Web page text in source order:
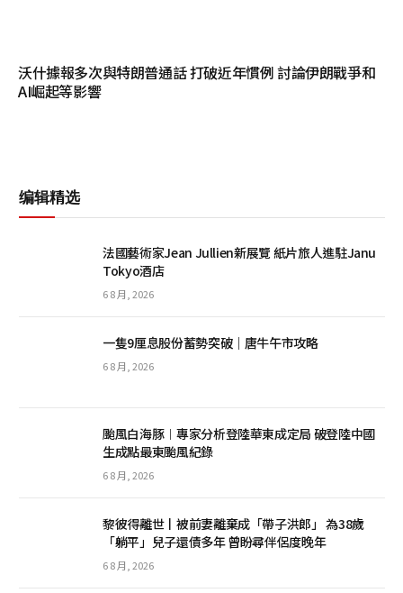
沃什據報多次與特朗普通話 打破近年慣例 討論伊朗戰爭和
AI崛起等影響
编辑精选
法國藝術家Jean Jullien新展覽 紙片旅人進駐Janu
Tokyo酒店
6 8 月, 2026
一隻9厘息股份蓄勢突破｜唐牛午市攻略
6 8 月, 2026
颱風白海豚︱專家分析登陸華東成定局 破登陸中國
生成點最東颱風紀錄
6 8 月, 2026
黎彼得離世丨被前妻離棄成「帶子洪郎」 為38歲
「躺平」兒子還債多年 曾盼尋伴侶度晚年
6 8 月, 2026